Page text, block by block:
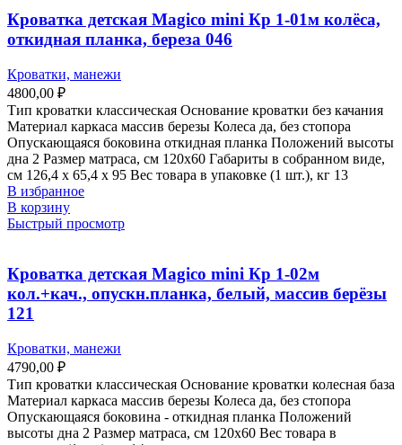
Кроватка детская Magico mini Кр 1-01м колёса,
откидная планка, береза 046
Кроватки, манежи
4800,00 ₽
Тип кроватки классическая Основание кроватки без качания
Материал каркаса массив березы Колеса да, без стопора
Опускающаяся боковина откидная планка Положений высоты
дна 2 Размер матраса, см 120х60 Габариты в собранном виде,
см 126,4 х 65,4 х 95 Вес товара в упаковке (1 шт.), кг 13
В избранное
В корзину
Быстрый просмотр
Кроватка детская Magico mini Кр 1-02м
кол.+кач., опускн.планка, белый, массив берёзы
121
Кроватки, манежи
4790,00 ₽
Тип кроватки классическая Основание кроватки колесная база
Материал каркаса массив березы Колеса да, без стопора
Опускающаяся боковина - откидная планка Положений
высоты дна 2 Размер матраса, см 120х60 Вес товара в